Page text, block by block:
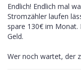
Endlich! Endlich mal
Stromzähler laufen
spare 130€ im Monat.
Geld.
Wer noch wartet, der